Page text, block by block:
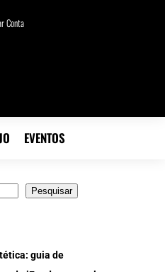
Conta
EVENTOS
Pesquisar
guia de